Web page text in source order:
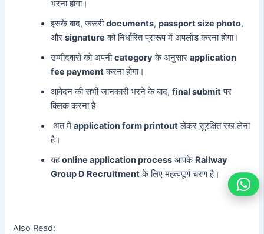
भरना होगा।
इसके बाद, जरूरीdocuments,passport size photo,
औरsignature को निर्धारित प्रारूप में अपलोड करना होगा।
उम्मीदवारों को अपनीcategory के अनुसारapplication
fee paymentकरना होगा।
आवेदन की सभी जानकारी भरने के बाद,final submitपर
क्लिक करना है
अंत मेंapplication form printoutलेकर सुरक्षित रख लेना
है।
यहonline application process आपके Railway
Group D Recruitmentके लिए महत्वपूर्ण चरण है।
Also Read: